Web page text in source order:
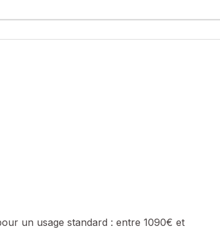
12 places de stationnement, d’une terrasse,
un usage standard : entre 1090€ et